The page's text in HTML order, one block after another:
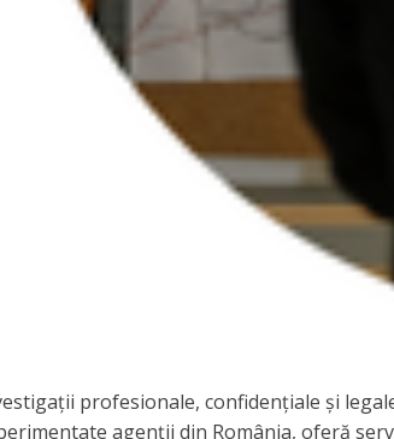
profesionale, confidențiale și
agenții din România, oferă